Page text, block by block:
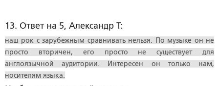
13. Ответ на 5, Александр Т:
наш рок с зарубежным сравнивать нельзя. По музыке он не
просто вторичен, его просто не существует для
англоязычной аудитории. Интересен он только нам,
носителям языка.